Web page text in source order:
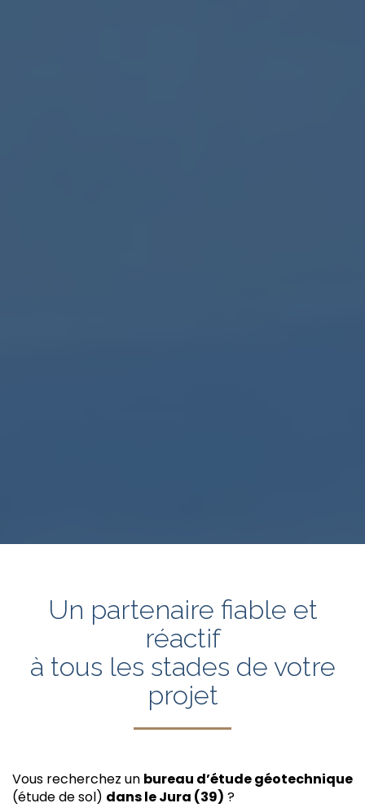
Un partenaire fiable et
réactif
à tous les stades de votre
projet
Vous recherchez un bureau d’étude géotechnique
(étude de sol) dans le Jura (39) ?